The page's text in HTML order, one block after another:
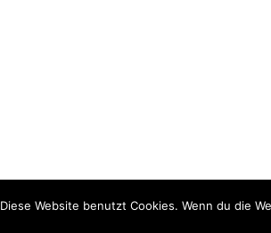
Diese Website benutzt Cookies. Wenn du die